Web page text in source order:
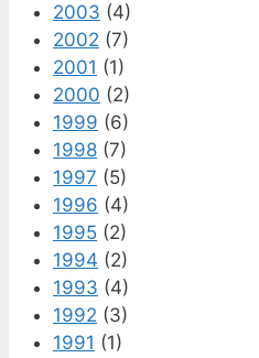
2003 (4)
2002 (7)
2001 (1)
2000 (2)
1999 (6)
1998 (7)
1997 (5)
1996 (4)
1995 (2)
1994 (2)
1993 (4)
1992 (3)
1991 (1)